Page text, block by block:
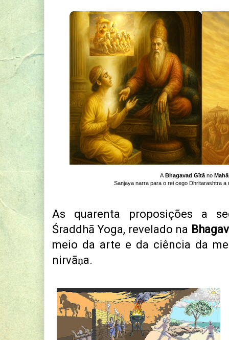
​A Bhagavad Gītā no
Sanjaya narra para o rei cego Dhritarashtra a
As quarenta proposições a
Śraddhā Yoga, revelado na
meio da arte e da ciência da
nirvāṇa.